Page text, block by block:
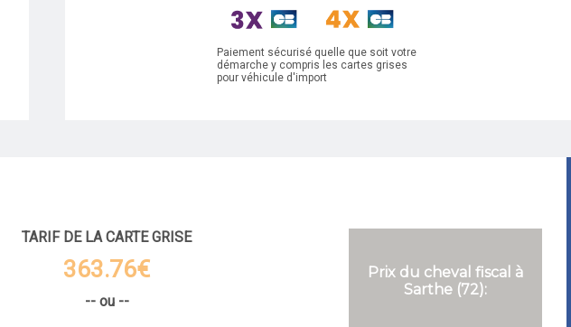
Paiement sécurisé quelle que soit votre
démarche y compris les cartes grises
pour véhicule d'import
TARIF DE LA CARTE GRISE
363.76€
-- ou --
Prix du cheval fiscal à
Sarthe (72):